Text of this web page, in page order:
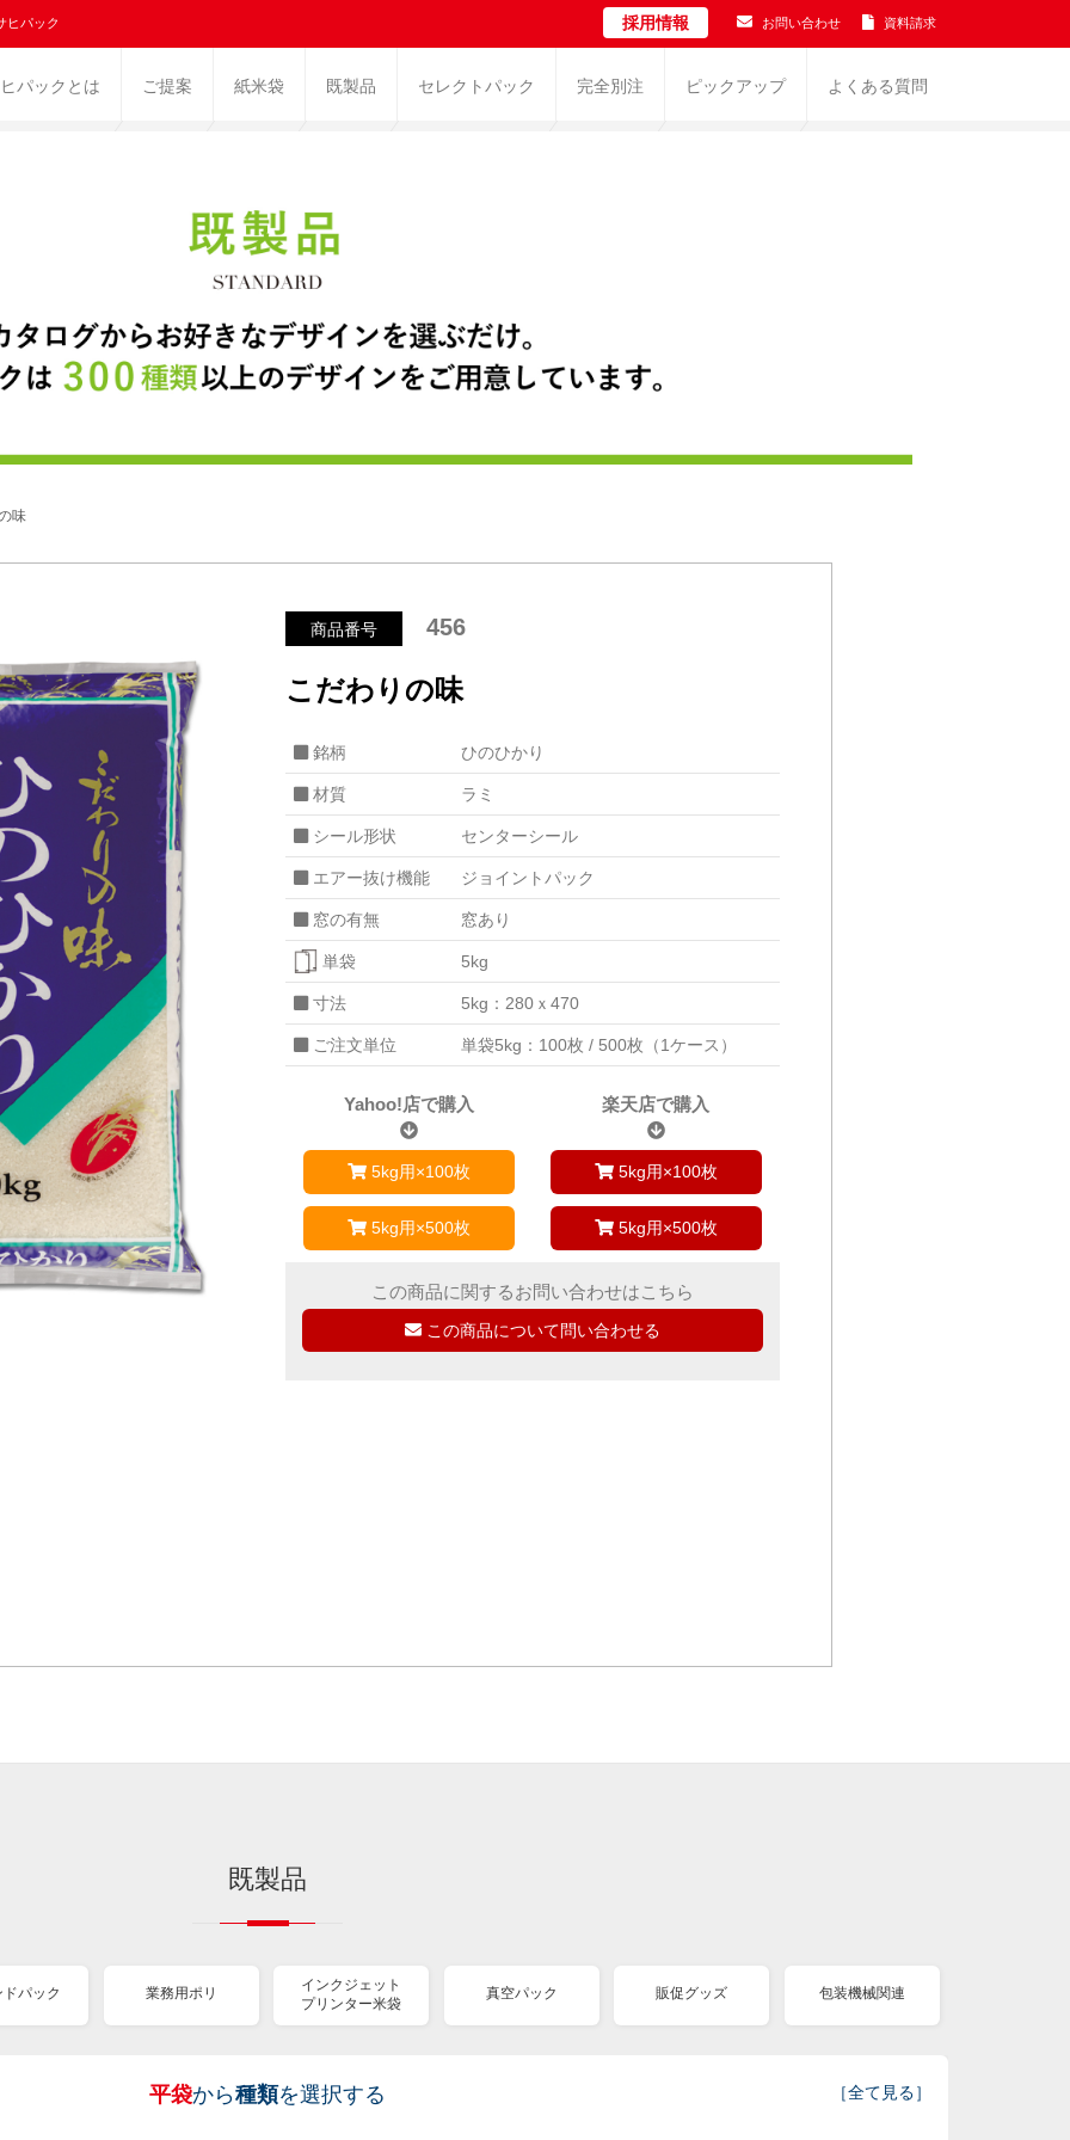
ヒパック 採用情報 お問い合わせ 資料請求
パックとは ご提案 紙米袋 既製品 セレクトパック 完全別注 ピックアップ よくある質問
味
商品番号 456
こだわりの味
銘柄 ひのひかり
材質 ラミ
シール形状 センターシール
エアー抜け機能 ジョイントパック
窓の有無 窓あり
単袋 5kg
寸法 5kg：280ｘ470
ご注文単位 単袋5kg：100枚 / 500枚（1ケース）
Yahoo!店で購入
5kg用×100枚
5kg用×500枚
楽天店で購入
5kg用×100枚
5kg用×500枚
この商品に関するお問い合わせはこちら
この商品について問い合わせる
既製品
パック 業務用ポリ
インクジェット
プリンター米袋
真空パック 販促グッズ 包装機械関連
平袋から種類を選択する ［全て見る］